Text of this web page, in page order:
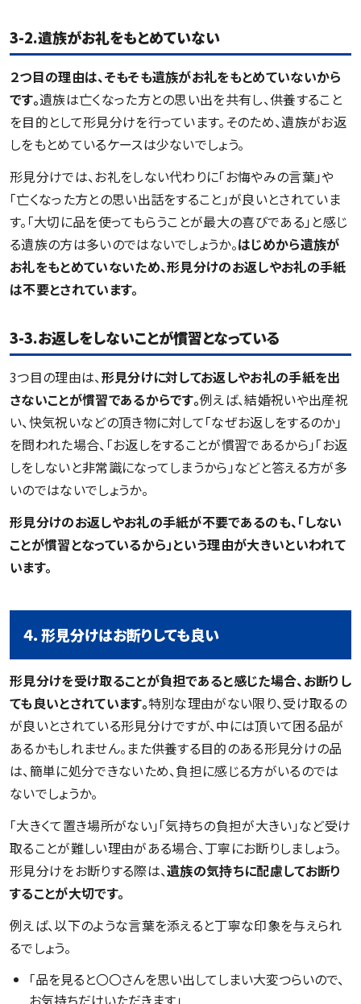
3-2.遺族がお礼をもとめていない
２つ目の理由は、そもそも遺族がお礼をもとめていないから
です。遺族は亡くなった方との思い出を共有し、供養すること
を目的として形見分けを行っています。そのため、遺族がお返
しをもとめているケースは少ないでしょう。
形見分けでは、お礼をしない代わりに「お悔やみの言葉」や
「亡くなった方との思い出話をすること」が良いとされていま
す。「大切に品を使ってもらうことが最大の喜びである」と感じ
る遺族の方は多いのではないでしょうか。はじめから遺族が
お礼をもとめていないため、形見分けのお返しやお礼の手紙
は不要とされています。
3-3.お返しをしないことが慣習となっている
3つ目の理由は、形見分けに対してお返しやお礼の手紙を出
さないことが慣習であるからです。例えば、結婚祝いや出産祝
い、快気祝いなどの頂き物に対して「なぜお返しをするのか」
を問われた場合、「お返しをすることが慣習であるから」「お返
しをしないと非常識になってしまうから」などと答える方が多
いのではないでしょうか。
形見分けのお返しやお礼の手紙が不要であるのも、「しない
ことが慣習となっているから」という理由が大きいといわれて
います。
４．形見分けはお断りしても良い
形見分けを受け取ることが負担であると感じた場合、お断りし
ても良いとされています。特別な理由がない限り、受け取るの
が良いとされている形見分けですが、中には頂いて困る品が
あるかもしれません。また供養する目的のある形見分けの品
は、簡単に処分できないため、負担に感じる方がいるのでは
ないでしょうか。
「大きくて置き場所がない」「気持ちの負担が大きい」など受け
取ることが難しい理由がある場合、丁寧にお断りしましょう。
形見分けをお断りする際は、遺族の気持ちに配慮してお断り
することが大切です。
例えば、以下のような言葉を添えると丁寧な印象を与えられ
るでしょう。
「品を見ると〇〇さんを思い出してしまい大変つらいので、
お気持ちだけいただきます」